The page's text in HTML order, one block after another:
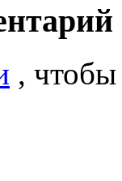
,